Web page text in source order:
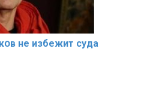
не избeжит cyдa